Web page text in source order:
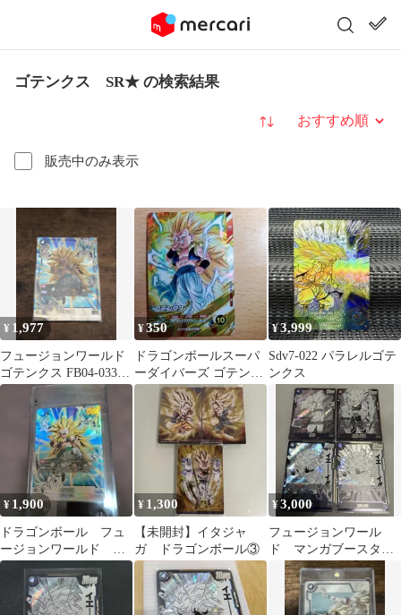
ゴテンクス SR★ の検索結果
販売中のみ表示
並び替え
¥ 1,977
フュージョンワールド
ゴテンクス FB04-033
SR パラレル
¥350
ドラゴンボールスーパ
ーダイバーズ ゴテンク
ス SR SDV9-061
¥3,999
Sdv7-022 パラレルゴテ
ンクス
¥ 1,900
ドラゴンボール フュ
ージョンワールド ゴ
テンクス SR パラレル
¥ 1,300
【未開封】イタジャ
ガ ドラゴンボール③
¥3,000
フュージョンワール
ド マンガブースター
02 SR 孫悟空 ゴテンク
ス 孫悟飯